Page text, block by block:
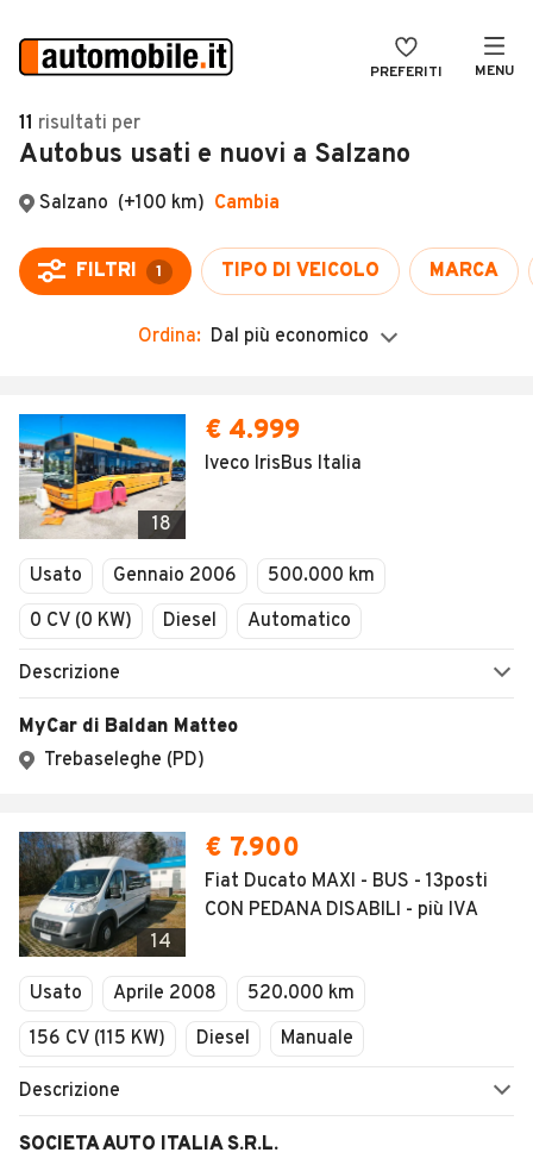
PREFERITI MENU
Auto
Auto usate
Auto Km 0
Auto Nuove
Noleggio a lungo termine
Moto
Camper
Veicoli Commerciali
Concessionari
VENDI
MAGAZINE
ACCEDI
11 risultati per
Autobus usati e nuovi a Salzano
Ordina: Dal più economico
18
€ 4.999
Iveco IrisBus Italia
Usato Gennaio 2006
500.000 km
0 CV (0 KW)
Diesel Automatico
Descrizione
MyCar di Baldan Matteo
Trebaseleghe (PD)
14
€ 7.900
Fiat Ducato MAXI - BUS - 13posti
CON PEDANA DISABILI - più IVA
Usato Aprile 2008
520.000 km
156 CV (115 KW)
Diesel Manuale
Descrizione
SOCIETA AUTO ITALIA S.R.L.